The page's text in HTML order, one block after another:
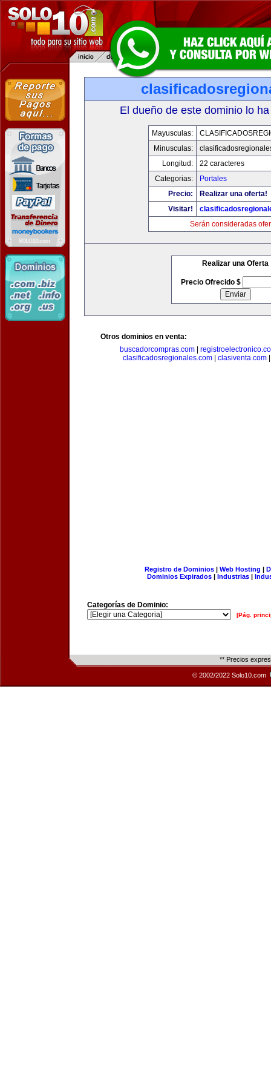
El dueño de este dominio lo
Mayusculas:
Minusculas:
Longitud:
22 caracteres
Categorias:
Portales
Precio:
Realizar una oferta!
Visitar!
Serán consideradas
Realizar una Oferta
Precio Ofrecido $
Otros dominios en venta:
buscadorcompras.com
clasificadosregionales.com| clasiventa.com
Registro de Dominios| Web Hosting |
Dominios Expirados | Industrias |
Categorías de Dominio:
[Pág.
** Precios
© 2002/2022 Solo10.com